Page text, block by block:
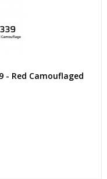
- Red Camouflaged